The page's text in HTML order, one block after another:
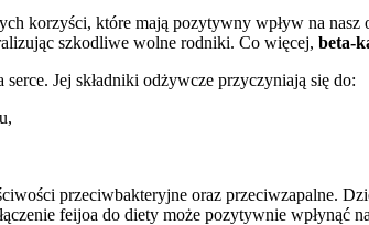
korzyści, które mają pozytywny wpływ na
szkodliwe wolne rodniki. Co więcej, beta-
Jej składniki odżywcze przyczyniają się do:
przeciwbakteryjne oraz przeciwzapalne.
feijoa do diety może pozytywnie wpłynąć